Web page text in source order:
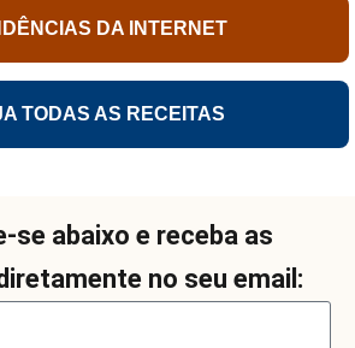
DA INTERNET
TODAS AS RECEITAS
se abaixo e receba as
no seu email: